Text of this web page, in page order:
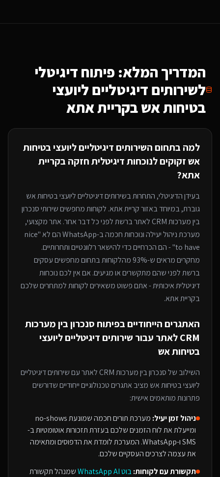
המדריך המלא: פיתוח דיגיטלי
לשירותים דיגיטליים ליועצי
בטיחות אשבקריית אתא
למה בתחום השירותים דיגיטליים ליועצי בטיחות
אשזקוקים לנוכחות דיגיטלית חזקה בקריית
אתא?
בעידן הדיגיטלי, התחרות בשירותים דיגיטליים ליועצי בטיחות אש
גוברת, במיוחדבאזור קריית אתא. לקוחות מחפשים שירותיסנכרון
בין מערכות CRM לאתר
ברשת לפני כל דבר אחר. אתר מקצועי,
מערכת ניהול יעילה ונוכחות חכמה ב-WhatsApp הם לא "nice
to have" - הם הכרחיים כדי להישאר רלוונטיים ותחרותיים.
מחקרים מראים ש-93% מהלקוחות בתחום מחפשים עסקים
ברשת לפני שהם מתקשרים או מגיעים. אם אין לכם נוכחות
דיגיטלית איכותית - אתם פשוט משאירים לקוחות למתחריםשלכם
בקריית אתא.
האתגרים הייחודיים בפיתוח סנכרון בין מערכות
CRM לאתר
עבור שירותים דיגיטליים ליועצי
בטיחות אש
השילוב שלסנכרון בין מערכות CRM לאתר עםשירותים דיגיטליים
ליועצי בטיחות אש מציב אתגרים טכנולוגיים ייחודיים שדורשים
פתרונות מותאמים אישית:
ניהול זמן יעיל:
מערכת תורים חכמה שמונעת no-shows
ומייעלת את לוח הזמנים שלכם בעזרת תזכורות אוטומטיות ב-
SMS ו-WhatsApp. המערכת לומדת את הדפוסים ומתאימה
את עצמה לצרכים העסקיים שלכם.
תקשורת עם לקוחות:בוט WhatsApp AI
שמנהל תקשורת